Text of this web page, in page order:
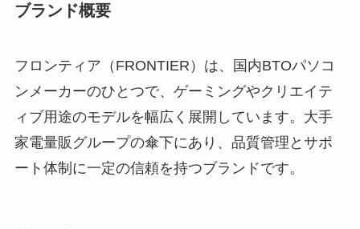
ブランド概要
フロンティア（FRONTIER）は、国内BTOパソコ
ンメーカーのひとつで、ゲーミングやクリエイテ
ィブ用途のモデルを幅広く展開しています。大手
家電量販グループの傘下にあり、品質管理とサポ
ート体制に一定の信頼を持つブランドです。